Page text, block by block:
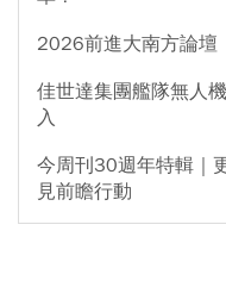
2026前進大南方論壇
佳世達集團艦隊無人
入
今周刊30週年特輯｜
見前瞻行動